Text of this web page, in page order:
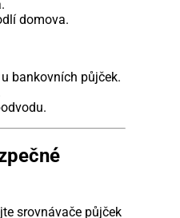
domova.
bankovních půjček.
srovnávače půjček